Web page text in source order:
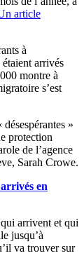
article
à
arrivés
montre à
s’est
»
protection
de l’agence
Sarah Crowe.
en
qui arrivent et qui
jusqu’à
va trouver sur